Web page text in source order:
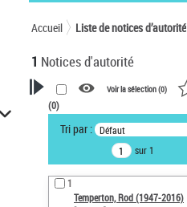
Accueil Liste de notices d’autorité
1 Notices d'autorité
VOTRE RECHERCHE
Recherche avancée dans les
notices d’autorité
Œuvres liées à l'auteur :
Temperton, Rod (1947-2016)
Voir la sélection (0)
(0)
Tri par : Défaut
sur 1
1
Temperton, Rod (1947-2016)